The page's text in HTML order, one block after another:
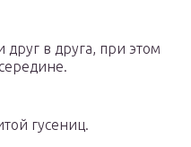
друг в друга, при этом
гусениц.